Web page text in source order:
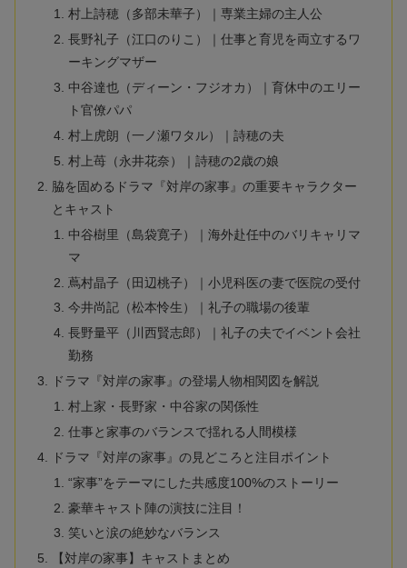
村上詩穂（多部未華子）｜専業主婦の主人公
長野礼子（江口のりこ）｜仕事と育児を両立するワ
ーキングマザー
中谷達也（ディーン・フジオカ）｜育休中のエリー
ト官僚パパ
村上虎朗（一ノ瀬ワタル）｜詩穂の夫
村上苺（永井花奈）｜詩穂の2歳の娘
脇を固めるドラマ『対岸の家事』の重要キャラクター
とキャスト
中谷樹里（島袋寛子）｜海外赴任中のバリキャリマ
マ
蔦村晶子（田辺桃子）｜小児科医の妻で医院の受付
今井尚記（松本怜生）｜礼子の職場の後輩
長野量平（川西賢志郎）｜礼子の夫でイベント会社
勤務
ドラマ『対岸の家事』の登場人物相関図を解説
村上家・長野家・中谷家の関係性
仕事と家事のバランスで揺れる人間模様
ドラマ『対岸の家事』の見どころと注目ポイント
“家事”をテーマにした共感度100%のストーリー
豪華キャスト陣の演技に注目！
笑いと涙の絶妙なバランス
【対岸の家事】キャストまとめ